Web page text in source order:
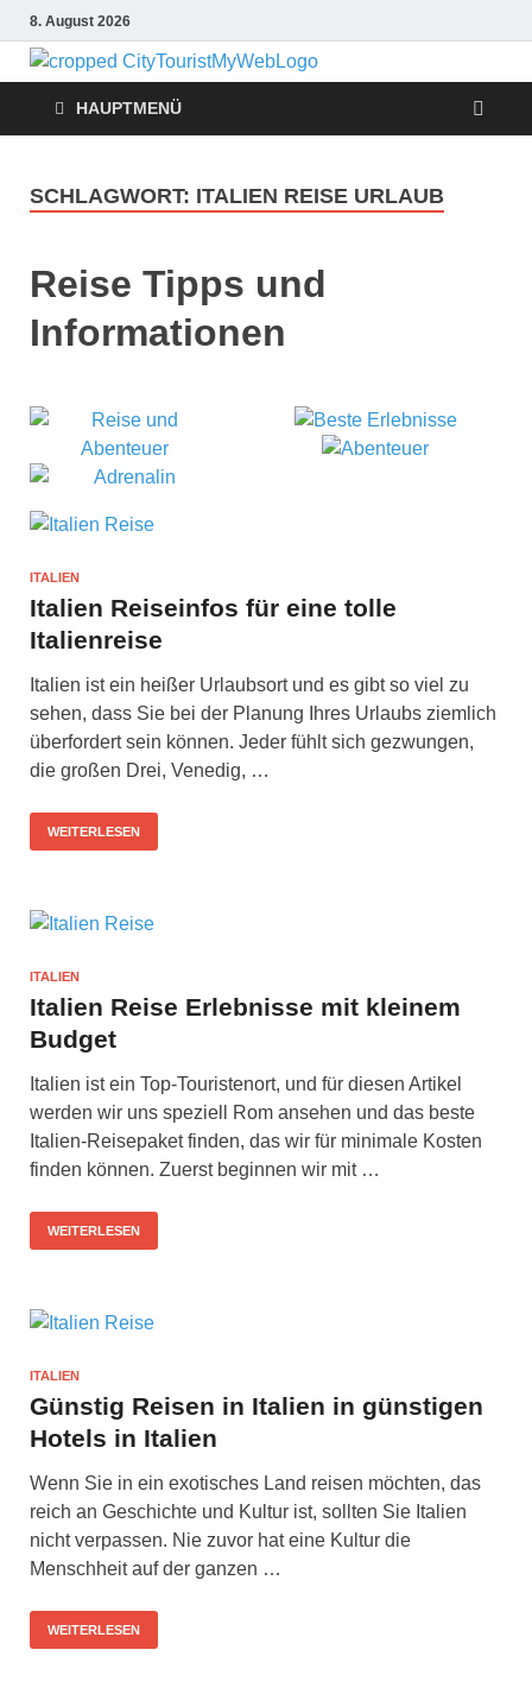
8. August 2026
Reise
Tipps
Urlaub, Ferien, Flüge,
HAUPTMENÜ
SCHLAGWORT: ITALIEN REISE URLAUB
Reise Tipps und
Informationen
ITALIEN
Italien Reiseinfos für eine tolle
Italienreise
Italien ist ein heißer Urlaubsort und es gibt so viel zu
sehen, dass Sie bei der Planung Ihres Urlaubs ziemlich
überfordert sein können. Jeder fühlt sich gezwungen,
die großen Drei, Venedig, …
WEITERLESEN
ITALIEN
Italien Reise Erlebnisse mit kleinem
Budget
Italien ist ein Top-Touristenort, und für diesen Artikel
werden wir uns speziell Rom ansehen und das beste
Italien-Reisepaket finden, das wir für minimale Kosten
finden können. Zuerst beginnen wir mit …
WEITERLESEN
ITALIEN
Günstig Reisen in Italien in günstigen
Hotels in Italien
Wenn Sie in ein exotisches Land reisen möchten, das
reich an Geschichte und Kultur ist, sollten Sie Italien
nicht verpassen. Nie zuvor hat eine Kultur die
Menschheit auf der ganzen …
WEITERLESEN